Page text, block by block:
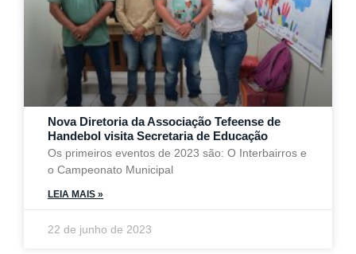
Nova Diretoria da Associação Tefeense de
Handebol visita Secretaria de Educação
Os primeiros eventos de 2023 são: O Interbairros e
o Campeonato Municipal
LEIA MAIS »
22 de junho de 2023